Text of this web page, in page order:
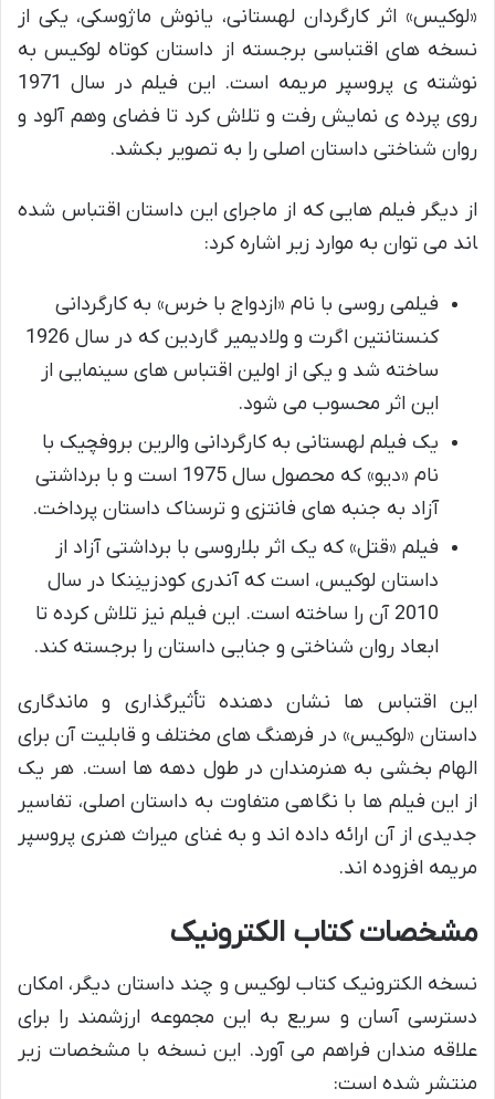
«لوکیس» اثر کارگردان لهستانی، یانوش ماژوسکی، یکی از
نسخه های اقتباسی برجسته از داستان کوتاه لوکیس به
نوشته ی پروسپر مریمه است. این فیلم در سال 1971
روی پرده ی نمایش رفت و تلاش کرد تا فضای وهم آلود و
روان شناختی داستان اصلی را به تصویر بکشد.
از دیگر فیلم هایی که از ماجرای این داستان اقتباس شده
‍اند می توان به موارد زیر اشاره کرد:
فیلمی روسی با نام «ازدواج با خرس» به کارگردانی
کنستانتین اگرت و ولادیمیر گاردین که در سال 1926
ساخته شد و یکی از اولین اقتباس های سینمایی از
این اثر محسوب می شود.
یک فیلم لهستانی به کارگردانی والرین بروفچیک با
نام «دیو» که محصول سال 1975 است و با برداشتی
آزاد به جنبه های فانتزی و ترسناک داستان پرداخت.
فیلم «قتل» که یک اثر بلاروسی با برداشتی آزاد از
داستان لوکیس، است که آندری کودزینِنکا در سال
2010 آن را ساخته است. این فیلم نیز تلاش کرده تا
ابعاد روان شناختی و جنایی داستان را برجسته کند.
این اقتباس ها نشان دهنده تأثیرگذاری و ماندگاری
داستان «لوکیس» در فرهنگ های مختلف و قابلیت آن برای
الهام بخشی به هنرمندان در طول دهه ها است. هر یک
از این فیلم ها با نگاهی متفاوت به داستان اصلی، تفاسیر
جدیدی از آن ارائه داده اند و به غنای میراث هنری پروسپر
مریمه افزوده اند.
مشخصات کتاب الکترونیک
نسخه الکترونیک کتاب لوکیس و چند داستان دیگر، امکان
دسترسی آسان و سریع به این مجموعه ارزشمند را برای
علاقه مندان فراهم می آورد. این نسخه با مشخصات زیر
منتشر شده است: